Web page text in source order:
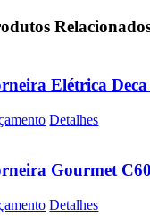
Elétrica
Detalhes
Gourmet
Detalhes